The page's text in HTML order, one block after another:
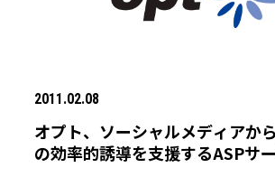
2011.02.08
オプト、ソーシャルメディアか
の効率的誘導を支援するASPサ